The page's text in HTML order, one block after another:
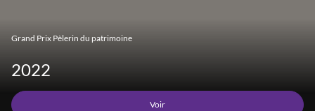
Grand Prix Pèlerin du patrimoine
2022
Voir